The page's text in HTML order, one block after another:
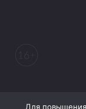
Для